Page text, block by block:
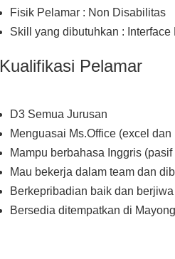
Fisik Pelamar : Non Disabilitas
Skill yang dibutuhkan : Interface
Kualifikasi Pelamar
D3 Semua Jurusan
Menguasai Ms.Office (excel dan
Mampu berbahasa Inggris (pasif
Mau bekerja dalam team dan
Berkepribadian baik dan
Bersedia ditempatkan di